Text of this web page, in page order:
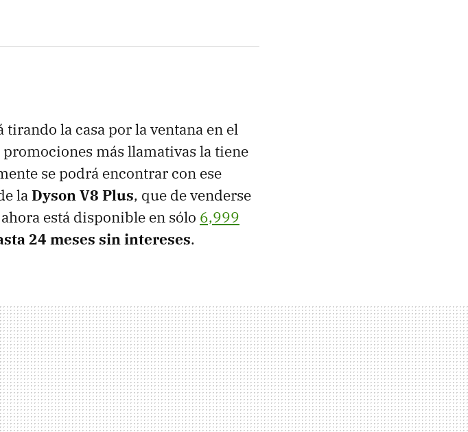
tirando la casa por la ventana en el
promociones más llamativas la tiene
se podrá encontrar con ese
laDyson V8 Plus, que de venderse
está disponible en sólo 6,999
24 meses sin intereses.